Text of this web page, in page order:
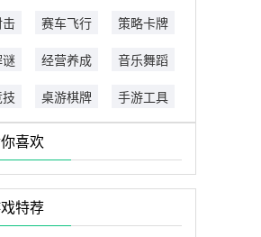
赛车飞行 策略卡牌
经营养成 音乐舞蹈
桌游棋牌 手游工具
喜欢
特荐